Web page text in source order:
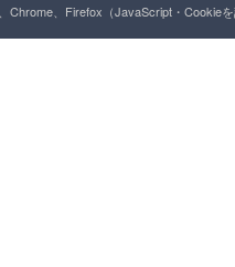
Chrome、Firefox（JavaScript・Cookie